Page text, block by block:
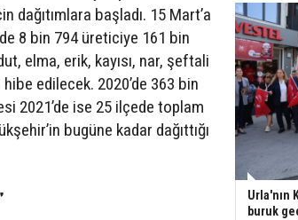
dağıtımlara başladı. 15 Mart’a
8 bin 794 üreticiye 161 bin
elma, erik, kayısı, nar, şeftali
edilecek. 2020’de 363 bin
2021’de ise 25 ilçede toplam
bugüne kadar dağıttığı
Urla'nın
buruk